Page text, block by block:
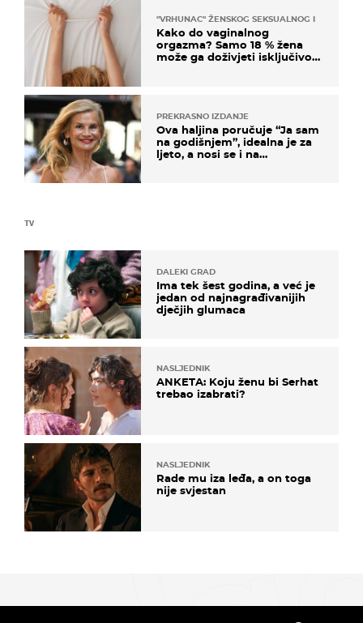
TV
DALEKI GRAD
Ima tek šest godina, a već je
jedan od najnagrađivanijih
dječjih glumaca
NASLJEDNIK
ANKETA: Koju ženu bi Serhat
trebao izabrati?
NASLJEDNIK
Rade mu iza leđa, a on toga
nije svjestan
"VRHUNAC" ŽENSKOG SEKSUALNOG ISKUSTVA
Kako do vaginalnog
orgazma? Samo 18 % žena
može ga doživjeti isključivo
PREKRASNO IZDANJE
Ova haljina poručuje “Ja sam
na godišnjem”, idealna je za
ljeto, a nosi se i na